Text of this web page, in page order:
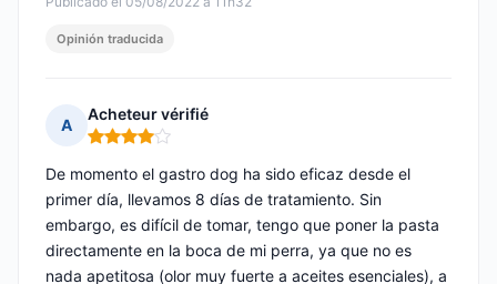
Opinión traducida
A
Acheteur vérifié
Nota: 4 de 5
De momento el gastro dog ha sido eficaz desde el
primer día, llevamos 8 días de tratamiento. Sin
embargo, es difícil de tomar, tengo que poner la pasta
directamente en la boca de mi perra, ya que no es
nada apetitosa (olor muy fuerte a aceites esenciales), a